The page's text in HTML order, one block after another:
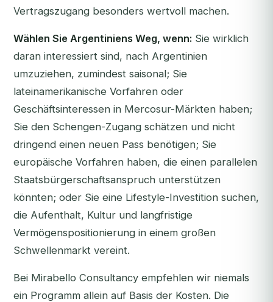
Vertragszugang besonders wertvoll machen.
Wählen Sie Argentiniens Weg, wenn: Sie wirklich
daran interessiert sind, nach Argentinien
umzuziehen, zumindest saisonal; Sie
lateinamerikanische Vorfahren oder
Geschäftsinteressen in Mercosur-Märkten haben;
Sie den Schengen-Zugang schätzen und nicht
dringend einen neuen Pass benötigen; Sie
europäische Vorfahren haben, die einen parallelen
Staatsbürgerschaftsanspruch unterstützen
könnten; oder Sie eine Lifestyle-Investition suchen,
die Aufenthalt, Kultur und langfristige
Vermögenspositionierung in einem großen
Schwellenmarkt vereint.
Bei Mirabello Consultancy empfehlen wir niemals
ein Programm allein auf Basis der Kosten. Die